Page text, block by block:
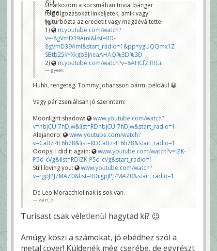
Unatkozom a kocsmában trivia: bánger
feldolgozásokat linkeljetek, amik vagy
felturbózta az eredetit vagy magáévá tette!
1)
m.youtube.com/watch?
v=-8gVmD39AmI&list=RD-
8gVmD39AmI&start_radio=1&pp=ygUQQmx1Z
SBtb25kYXkgb3JneaAHAQ%3D%3D
2)
m.youtube.com/watch?v=8AHCfZTRGiI
gyeek
Huhh, rengeteg. Tommy Johansson bármi például 😀
Vagy pár zseniálisan jó szerintem:
Moonlight shadow:
www.youtube.com/watch?
v=nbjCU-7hDJw&list=RDnbjCU-7hDJw&start_radio=1
Alejandro:
www.youtube.com/watch?
v=CaBzi4T6h78&list=RDCaBzi4T6h78&start_radio=1
Ooops! I did it again:
www.youtube.com/watch?v=lZK-
P5d-cVg&list=RDlZK-P5d-cVg&start_radio=1
Still loving you:
www.youtube.com/watch?
v=rgpJPJ7MAZ0&list=RDrgpJPJ7MAZ0&start_radio=1
De Leo Moracchiolinak is sok van.
warr_b
Turisast csak véletlenül hagytad ki? 😉
Amúgy köszi a számokat, jó ebédhez szól a
metal cover! Küldenék még cserébe, de egyrészt